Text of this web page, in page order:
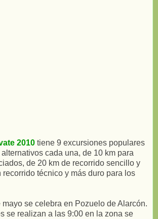
2010 tiene 9 excursiones populares
cada una, de 10 km para
de 20 km de recorrido sencillo y
recorrido técnico y más duro para los
mayo se celebra en Pozuelo de Alarcón.
se realizan a las 9:00 en la zona se